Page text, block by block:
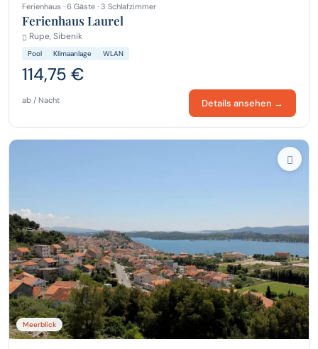
Ferienhaus · 6 Gäste · 3 Schlafzimmer
Ferienhaus Laurel
Rupe, Sibenik
Pool Klimaanlage WLAN
114,75 €
ab / Nacht Details ansehen →
Meerblick